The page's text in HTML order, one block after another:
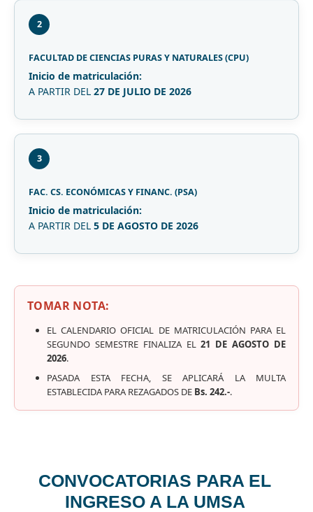
2
FACULTAD DE CIENCIAS PURAS Y NATURALES (CPU)
Inicio de matriculación:
A PARTIR DEL 27 DE JULIO DE 2026
3
FAC. CS. ECONÓMICAS Y FINANC. (PSA)
Inicio de matriculación:
A PARTIR DEL 5 DE AGOSTO DE 2026
TOMAR NOTA:
EL CALENDARIO OFICIAL DE MATRICULACIÓN PARA EL
SEGUNDO SEMESTRE FINALIZA EL21 DE AGOSTO DE
2026.
PASADA ESTA FECHA, SE APLICARÁ LA MULTA
ESTABLECIDA PARA REZAGADOS DE Bs. 242.-.
CONVOCATORIAS PARA EL
INGRESO A LA UMSA